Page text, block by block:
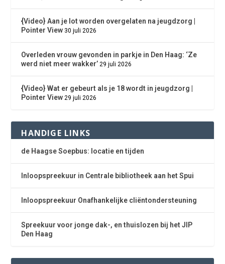
{Video} Aan je lot worden overgelaten na jeugdzorg |
Pointer View 30 juli 2026
Overleden vrouw gevonden in parkje in Den Haag: ‘Ze
werd niet meer wakker’ 29 juli 2026
{Video} Wat er gebeurt als je 18 wordt in jeugdzorg |
Pointer View 29 juli 2026
HANDIGE LINKS
de Haagse Soepbus: locatie en tijden
Inloopspreekuur in Centrale bibliotheek aan het Spui
Inloopspreekuur Onafhankelijke cliëntondersteuning
Spreekuur voor jonge dak-, en thuislozen bij het JIP
Den Haag